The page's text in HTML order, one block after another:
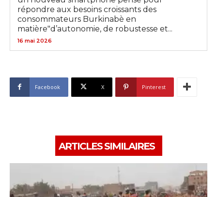
répondre aux besoins croissants des
consommateurs Burkinabè en
matière"d’autonomie, de robustesse et...
16 mai 2026
Facebook X Pinterest
ARTICLES SIMILAIRES